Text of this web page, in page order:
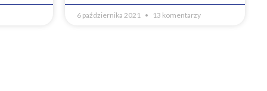
6 października 2021 13 komentarzy